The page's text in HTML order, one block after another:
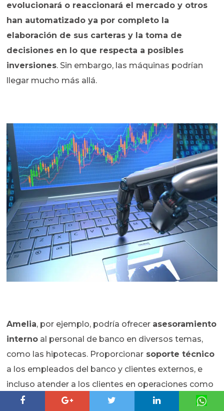
evolucionará o reaccionará el mercado y otros
han automatizado ya por completo la
elaboración de sus carteras y la toma de
decisiones en lo que respecta a posibles
inversiones. Sin embargo, las máquinas podrían
llegar mucho más allá.
Amelia, por ejemplo, podría ofrecer asesoramiento
interno al personal de banco en diversos temas,
como las hipotecas. Proporcionar soporte técnico
a los empleados del banco y clientes externos, e
incluso atender a los clientes en operaciones como
crear o cerrar una cuenta, cancelar sus tarjetas en